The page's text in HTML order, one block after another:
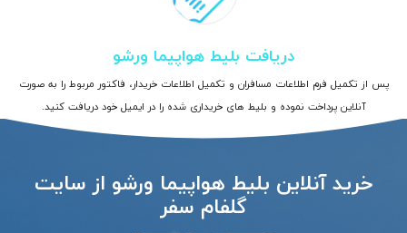
دریافت بلیط هواپیما ورشو
پس از تکمیل فرم اطلاعات مسافران و تکمیل اطلاعات خریدار، فاکتور مربوط را به صورت
آنلاین پرداخت نموده و بلیط های خریداری شده را در ایمیل خود دریافت کنید.
خرید آنلاین بلیط هواپیما ورشو از سایت
گلفام سفر